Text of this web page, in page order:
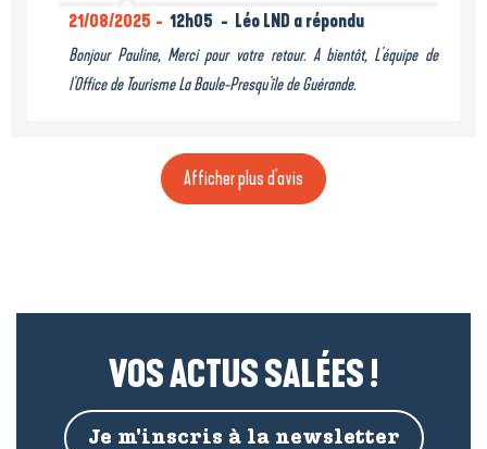
21/08/2025 12h05
Léo LND a répondu
Bonjour Pauline, Merci pour votre retour. A bientôt, L'équipe de
l'Office de Tourisme La Baule-Presqu'île de Guérande.
Afficher plus d'avis
VOS ACTUS SALÉES !
Je m'inscris à la newsletter